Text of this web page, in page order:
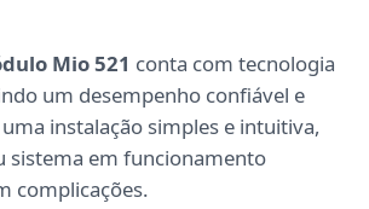
Mio 521 conta com tecnologia
um desempenho confiável e
instalação simples e intuitiva,
sistema em funcionamento
complicações.